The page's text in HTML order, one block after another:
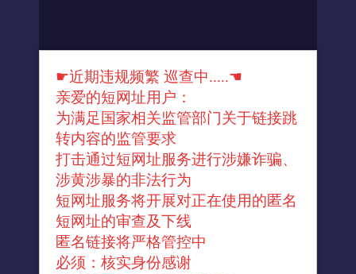
☛近期违规频繁 巡查中.....☚
亲爱的短网址用户：
为满足国家相关监管部门关于链接跳
转内容的监管要求
打击通过短网址服务进行涉嫌诈骗、
涉黄涉暴的非法行为
短网址服务将开展对正在使用的匿名
短网址的审查及下线
匿名链接将严格管控中
必须：核实身份感谢
↓官方转换域名↓